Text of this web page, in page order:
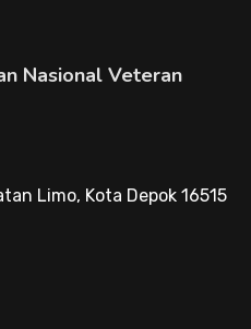
Nasional Veteran
Limo, Kota Depok 16515